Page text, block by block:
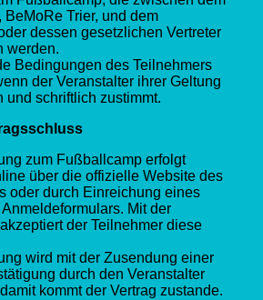
BeMoRe Trier, und dem
dessen gesetzlichen Vertreter
werden.
Bedingungen des Teilnehmers
der Veranstalter ihrer Geltung
und schriftlich zustimmt.
zum Fußballcamp erfolgt
über die offizielle Website des
oder durch Einreichung eines
Mit der
der Teilnehmer diese
wird mit der Zusendung einer
durch den Veranstalter
kommt der Vertrag zustande.